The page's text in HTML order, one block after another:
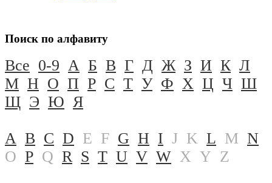
Поиск по алфавиту
Все 0-9 А Б В Г Д Ж З И К Л
М Н О П Р С Т У Ф Х Ц Ч Ш
Щ Э Ю Я
A B C D E F G H I J K L M N
O P Q R S T U V W X Y Z